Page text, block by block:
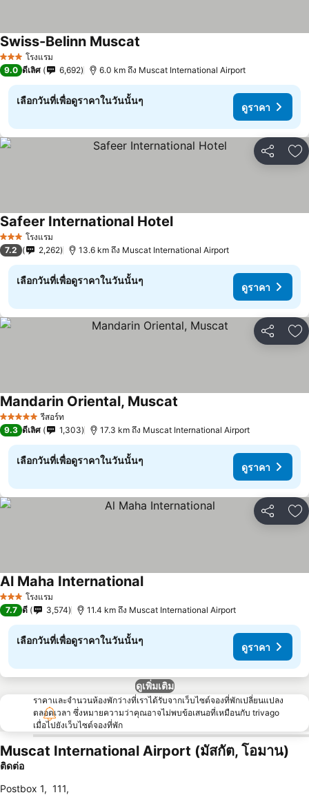
3 ดาว โรงแรม
Swiss-Belinn Muscat
9.0 ดีเลิศ 6,692 6.0 km ถึง Muscat International Airport
เลือกวันที่เพื่อดูราคาในวันนั้นๆ
ดูราคา
แชร์ เ
3 ดาว โรงแรม
Safeer International Hotel
7.2 2,262 13.6 km ถึง Muscat International Airport
เลือกวันที่เพื่อดูราคาในวันนั้นๆ
ดูราคา
แชร์ เ
5 ดาว รีสอร์ท
Mandarin Oriental, Muscat
9.3 ดีเลิศ 1,303 17.3 km ถึง Muscat International Airport
เลือกวันที่เพื่อดูราคาในวันนั้นๆ
ดูราคา
แชร์ เ
3 ดาว โรงแรม
Al Maha International
7.7 ดี 3,574 11.4 km ถึง Muscat International Airport
เลือกวันที่เพื่อดูราคาในวันนั้นๆ
ดูราคา
ดูเพิ่มเติม
ราคาและจำนวนห้องพักว่างที่เราได้รับจากเว็บไซต์จองที่พักเปลี่ยนแปลง
ตลอดเวลา ซึ่งหมายความว่าคุณอาจไม่พบข้อเสนอที่เหมือนกับ trivago
เมื่อไปยังเว็บไซต์จองที่พัก
Muscat International Airport (มัสกัต, โอมาน)
ติดต่อ
Postbox 1, 111,